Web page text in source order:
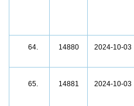
64. 14880 2024-10-03
65. 14881 2024-10-03